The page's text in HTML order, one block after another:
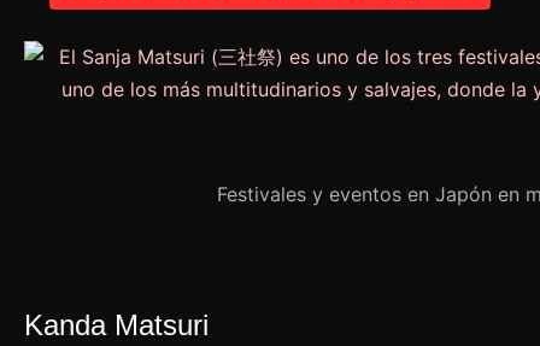
Festivales y eventos en Japón en
Kanda Matsuri